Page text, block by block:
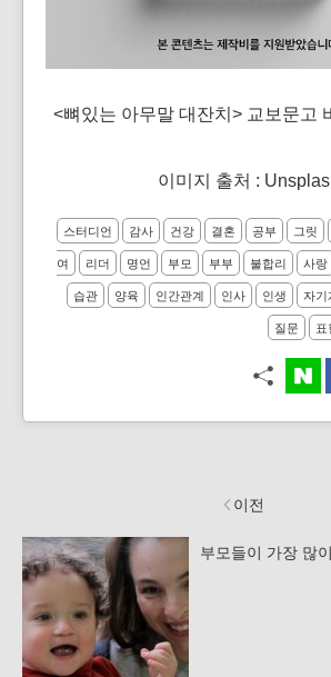
<뼈있는 아무말 대잔치> 교보문고
이미지 출처 :
스터디언 감사 건강 결혼 공부 그릿
여
리더 명언 부모 부부 불합리 사랑
습관
양육 인간관계 인사 인생 자
질문
표
이전
부모들이 가장 많